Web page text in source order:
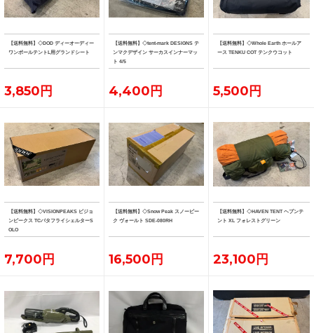
【送料無料】◇DOD ディーオーディー
ワンポールテントL用グランドシート
3,850円
【送料無料】◇tent-mark DESIGNS テ
ンマクデザイン サーカスインナーマッ
ト 4/5
4,400円
【送料無料】◇Whole Earth ホールア
ース TENKU COT テンクウコット
5,500円
【送料無料】◇VISIONPEAKS ビジョ
ンピークス TCバタフライシェルターS
OLO
7,700円
【送料無料】◇Snow Peak スノーピー
ク ヴォールト SDE-080RH
16,500円
【送料無料】◇HAVEN TENT ヘブンテ
ント XL フォレストグリーン
23,100円